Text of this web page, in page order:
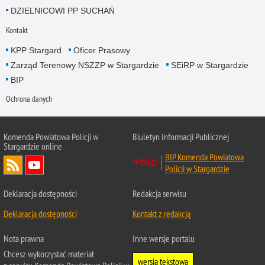
DZIELNICOWI PP SUCHAŃ
Kontakt
KPP Stargard
Oficer Prasowy
Zarząd Terenowy NSZZP w Stargardzie
SEiRP w Stargardzie
BIP
Ochrona danych
Komenda Powiatowa Policji w
Stargardzie online
Biuletyn Informacji Publicznej
BIP Komenda Powiatowa
Policji w Stargardzie
Deklaracja dostępności
Deklaracja dostępności
Redakcja serwisu
Kontakt z redakcją
Nota prawna
Chcesz wykorzystać materiał
Inne wersje portalu
wersja tekstowa